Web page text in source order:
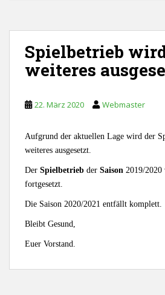
Spielbetrieb
weiteres
22. März 2020 Webmaster
Aufgrund der aktuellen Lage wird der
weiteres ausgesetzt.
Der Spielbetrieb der Saison 2019/
fortgesetzt.
Die Saison 2020/2021 entfällt komplett.
Bleibt Gesund,
Euer Vorstand.